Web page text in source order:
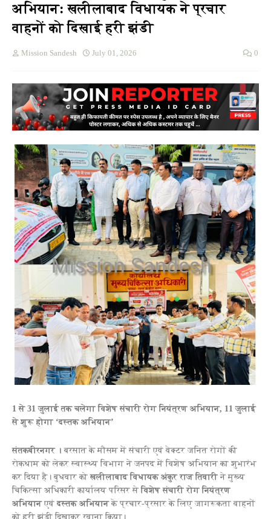
अभियान: खलीलाबाद विधायक ने प्रचार
वाहनों को दिखाई हरी झंडी
Mission Sandesh July 01, 2026 0
1 से 31 जुलाई तक चलेगा विशेष संचारी रोग नियंत्रण अभियान, 11 जुलाई
से शुरू होगा ‘दस्तक अभियान’
संतकबीरनगर ।बरसात के मौसम में संचारी एवं वेक्टर जनित रोगों की
रोकथाम को लेकर स्वास्थ्य विभाग ने जनपद में विशेष अभियान का शुभारंभ
कर दिया है। बुधवार कोखलीलाबाद विधायक अंकुर राज तिवारीने मुख्य
चिकित्सा अधिकारी कार्यालय परिसर सेविशेष संचारी रोग नियंत्रण
अभियानएवंदस्तक अभियानके प्रचार-प्रसार के लिए जागरूकता वाहनों
को हरी झंडी दिखाकर रवाना किया।